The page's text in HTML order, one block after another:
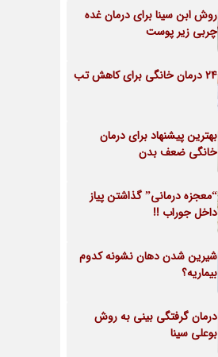
روش ابن سینا برای درمان غده
چربی زیر پوست
24 درمان خانگی برای کاهش تب
بهترین پیشنهاد برای درمان
خانگی ضعف بدن
“معجزه درمانی” گذاشتن پیاز
داخل جوراب !!
شیرین شدن دهان نشونه کدوم
بیماریه؟
درمان گرفتگی بینی به روش
بوعلی سینا